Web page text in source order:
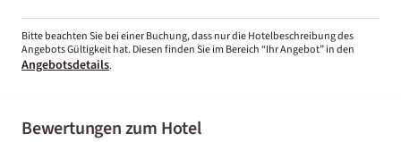
Bitte beachten Sie bei einer Buchung, dass nur die Hotelbeschreibung des
Angebots Gültigkeit hat. Diesen finden Sie im Bereich “Ihr Angebot” in den
Angebotsdetails.
Bewertungen zum Hotel